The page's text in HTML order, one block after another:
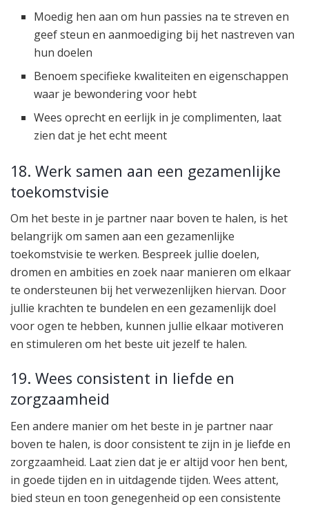
Moedig hen aan om hun passies na te streven en
geef steun en aanmoediging bij het nastreven van
hun doelen
Benoem specifieke kwaliteiten en eigenschappen
waar je bewondering voor hebt
Wees oprecht en eerlijk in je complimenten, laat
zien dat je het echt meent
18. Werk samen aan een gezamenlijke
toekomstvisie
Om het beste in je partner naar boven te halen, is het
belangrijk om samen aan een gezamenlijke
toekomstvisie te werken. Bespreek jullie doelen,
dromen en ambities en zoek naar manieren om elkaar
te ondersteunen bij het verwezenlijken hiervan. Door
jullie krachten te bundelen en een gezamenlijk doel
voor ogen te hebben, kunnen jullie elkaar motiveren
en stimuleren om het beste uit jezelf te halen.
19. Wees consistent in liefde en
zorgzaamheid
Een andere manier om het beste in je partner naar
boven te halen, is door consistent te zijn in je liefde en
zorgzaamheid. Laat zien dat je er altijd voor hen bent,
in goede tijden en in uitdagende tijden. Wees attent,
bied steun en toon genegenheid op een consistente